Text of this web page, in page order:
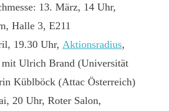
13. März, 14 Uhr,
Halle 3, E211
19.30 Uhr, Aktionsradius,
mit Ulrich Brand (Universität
Küblböck (Attac Österreich)
20 Uhr, Roter Salon,